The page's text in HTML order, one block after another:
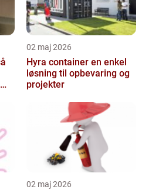
02 maj 2026
Hyra container en enkel
løsning til opbevaring og
projekter
02 maj 2026